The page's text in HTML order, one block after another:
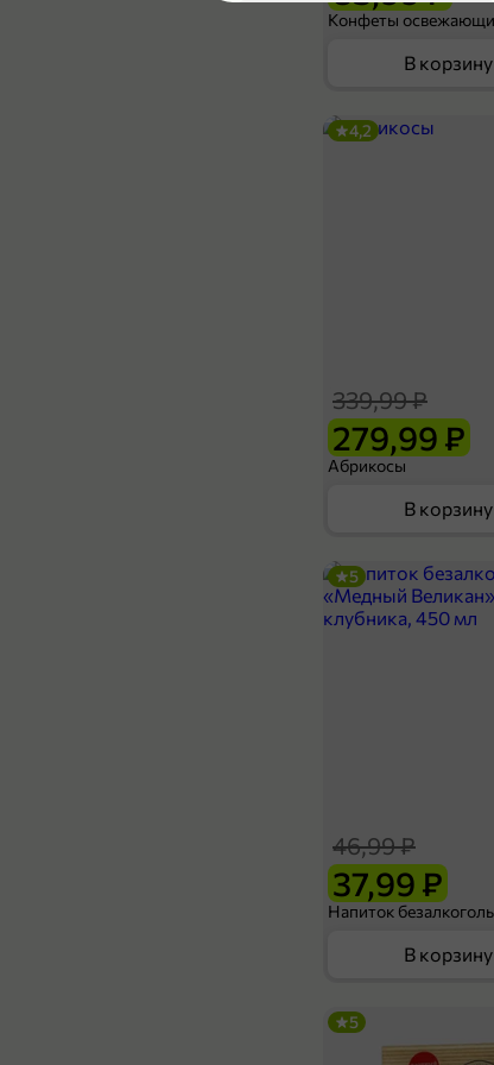
В корзину
279,99 ₽
339,99 ₽
Абрикосы
4,2
В корзину
37,99 ₽
46,99 ₽
5
В корзину
5